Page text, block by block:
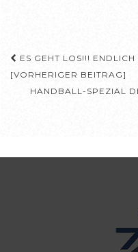
ES GEHT LOS!!!
[VORHERIGER BEITRAG]
HANDBALL-SPEZIAL